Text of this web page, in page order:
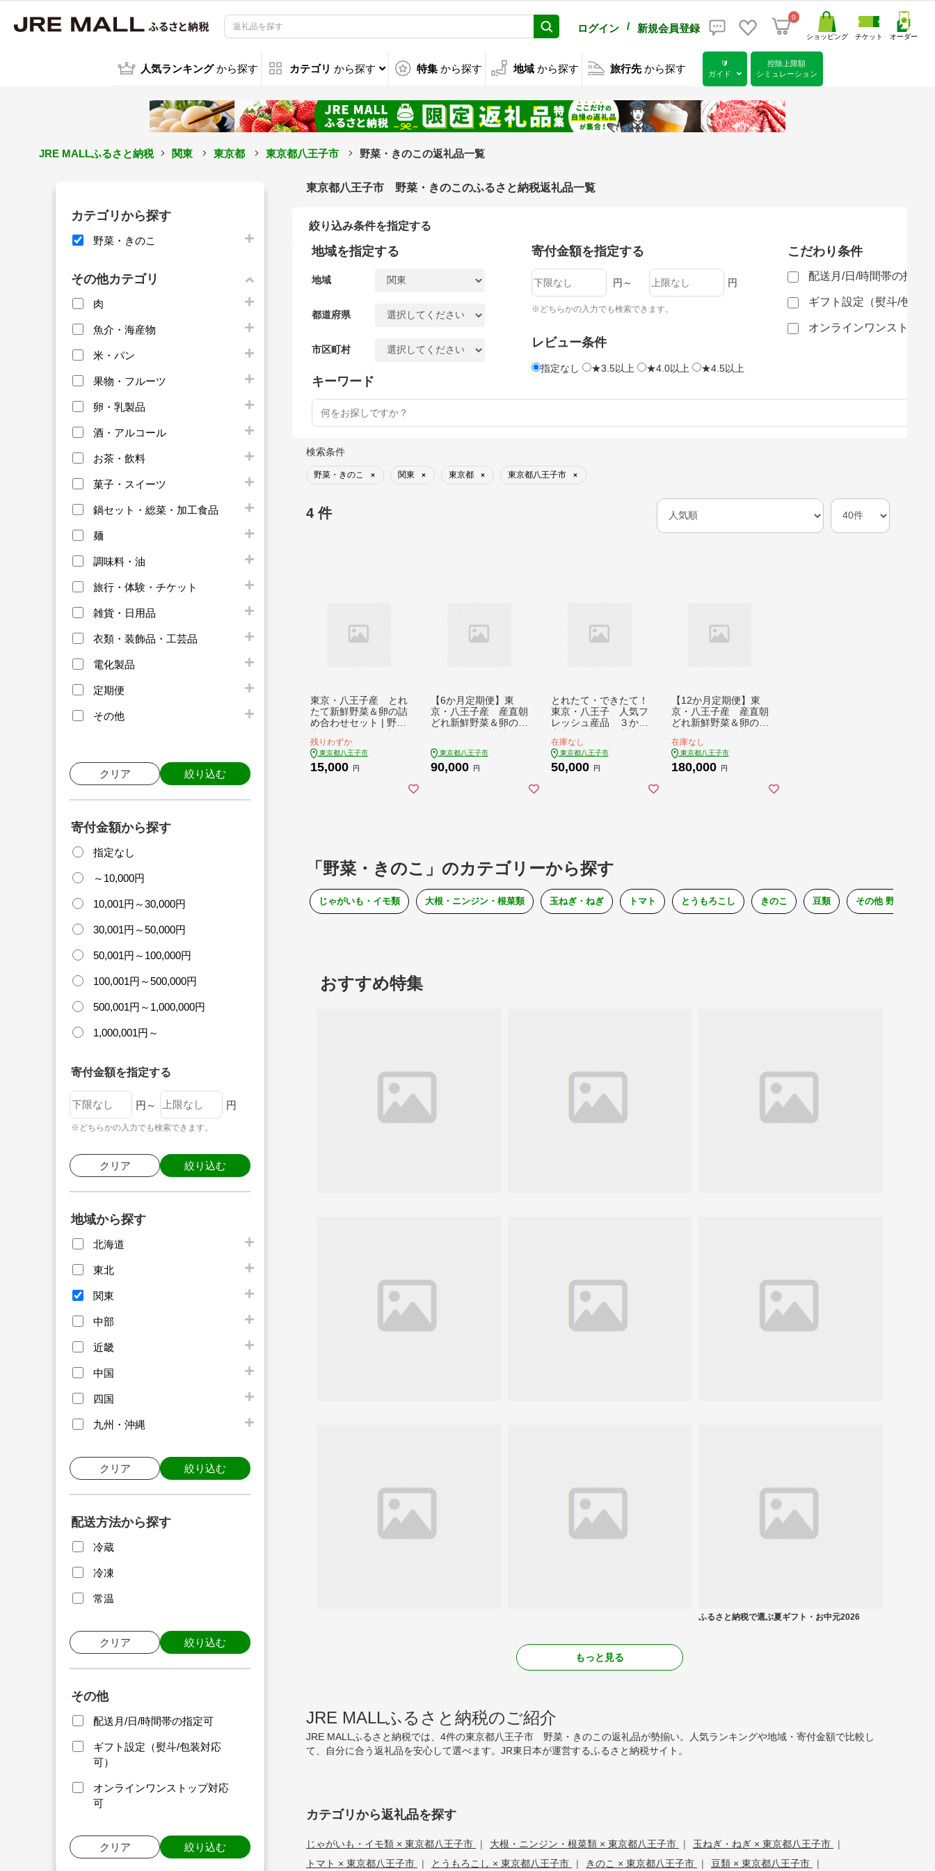
ログイン / 新規会員登録
0
ショッピング チケット オーダー
人気ランキング から探す カテゴリ から探す 特集 から探す 地域 から探す 旅行先 から探す
🔰
ガイド
控除上限額
シミュレーション
JRE MALLふるさと納税 関東 東京都 東京都八王子市 野菜・きのこの返礼品一覧
カテゴリから探す
野菜・きのこ
その他カテゴリ
肉
魚介・海産物
米・パン
果物・フルーツ
卵・乳製品
酒・アルコール
お茶・飲料
菓子・スイーツ
鍋セット・総菜・加工食品
麺
調味料・油
旅行・体験・チケット
雑貨・日用品
衣類・装飾品・工芸品
電化製品
定期便
その他
クリア 絞り込む
寄付金額から探す
指定なし
～10,000円
10,001円～30,000円
30,001円～50,000円
50,001円～100,000円
100,001円～500,000円
500,001円～1,000,000円
1,000,001円～
寄付金額を指定する
円～ 円
※どちらかの入力でも検索できます。
クリア 絞り込む
地域から探す
北海道
東北
関東
中部
近畿
中国
四国
九州・沖縄
クリア 絞り込む
配送方法から探す
冷蔵
冷凍
常温
クリア 絞り込む
その他
配送月/日/時間帯の指定可
ギフト設定（熨斗/包装対応
可）
オンラインワンストップ対応
可
クリア 絞り込む
東京都八王子市 野菜・きのこのふるさと納税返礼品一覧
絞り込み条件を指定する
地域を指定する
地域
都道府県
市区町村
寄付金額を指定する
円～ 円
※どちらかの入力でも検索できます。
レビュー条件
指定なし ★3.5以上 ★4.0以上 ★4.5以上
こだわり条件
配送月/日/時間帯の指定
ギフト設定（熨斗/包装
オンラインワンストップ
キーワード
検索条件
野菜・きのこ × 関東 × 東京都 × 東京都八王子市 ×
4 件
東京・八王子産 とれ
たて新鮮野菜＆卵の詰
め合わせセット | 野菜
とれたて 産直 おいし
い 送料無料 東京 八王
子
残りわずか
東京都八王子市
15,000 円
【6か月定期便】東
京・八王子産 産直朝
どれ新鮮野菜＆卵の詰
産直 おいしい 送料無
料 東京 八王子
東京都八王子市
90,000 円
とれたて・できたて！
東京・八王子 人気フ
レッシュ産品 ３か月
肉 豚肉 ヨーグルト 送
料無料 東京 八王子
在庫なし
東京都八王子市
50,000 円
【12か月定期便】東
京・八王子産 産直朝
どれ新鮮野菜＆卵の詰
在庫なし
東京都八王子市
180,000 円
「野菜・きのこ」のカテゴリーから探す
じゃがいも・イモ類 大根・ニンジン・根菜類 玉ねぎ・ねぎ トマト とうもろこし きのこ 豆類 その他 野菜
おすすめ特集
ふるさと納税で選ぶ夏ギフト・お中元2026
もっと見る
JRE MALLふるさと納税のご紹介
JRE MALLふるさと納税では、4件の東京都八王子市 野菜・きのこの返礼品が勢揃い。人気ランキングや地域・寄付金額で比較し
て、自分に合う返礼品を安心して選べます。JR東日本が運営するふるさと納税サイト。
カテゴリから返礼品を探す
じゃがいも・イモ類 × 東京都八王子市 | 大根・ニンジン・根菜類 × 東京都八王子市 | 玉ねぎ・ねぎ × 東京都八王子市
|
トマト × 東京都八王子市
| とうもろこし × 東京都八王子市 | きのこ × 東京都八王子市 | 豆類 × 東京都八王子市
|